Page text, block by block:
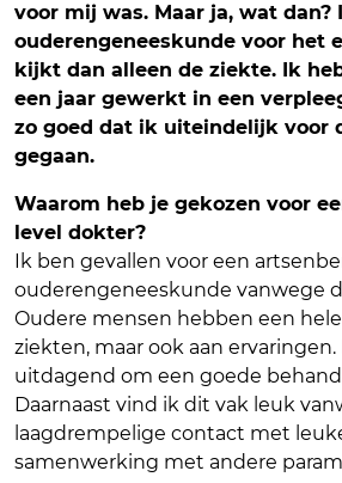
voor mij was. Maar ja, wat
ouderengeneeskunde voor het
kijkt dan alleen de ziekte. Ik
een jaar gewerkt in een
zo goed dat ik uiteindelijk voor
gegaan.
Waarom heb je gekozen voor
level dokter?
Ik ben gevallen voor een
ouderengeneeskunde vanwege
Oudere mensen hebben een
ziekten, maar ook aan ervaringen.
uitdagend om een goede
Daarnaast vind ik dit vak leuk
laagdrempelige contact met
samenwerking met andere